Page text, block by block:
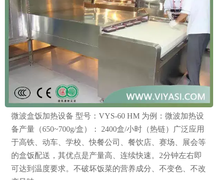
微波盒饭加热设备 型号：VYS-60 HM 为例：微波加热设
备产量（650~700g/盒）： 2400盒/小时（热链）广泛应用
于高铁、动车、学校、快餐公司、餐饮店、赛场、展会等
的盒饭配送，其优点是产量高、连续快速。2分钟左右即
可达到温度要求。不破坏饭菜的营养成分、不变色、不改